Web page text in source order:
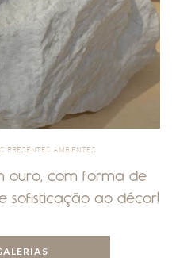
PRESENTES AMBIENTES
ouro, com forma de
sofisticação ao décor!